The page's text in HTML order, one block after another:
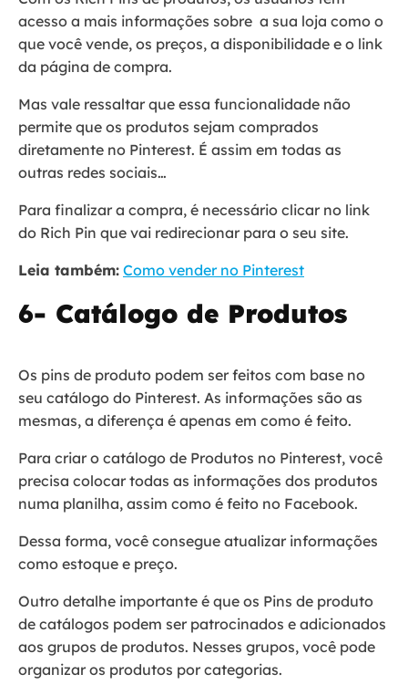
acesso a mais informações sobre a sua loja como o
que você vende, os preços, a disponibilidade e o link
da página de compra.
Mas vale ressaltar que essa funcionalidade não
permite que os produtos sejam comprados
diretamente no Pinterest. É assim em todas as
outras redes sociais…
Para finalizar a compra, é necessário clicar no link
do Rich Pin que vai redirecionar para o seu site.
Leia também: Como vender no Pinterest
6- Catálogo de Produtos
Os pins de produto podem ser feitos com base no
seu catálogo do Pinterest. As informações são as
mesmas, a diferença é apenas em como é feito.
Para criar o catálogo de Produtos no Pinterest, você
precisa colocar todas as informações dos produtos
numa planilha, assim como é feito no Facebook.
Dessa forma, você consegue atualizar informações
como estoque e preço.
Outro detalhe importante é que os Pins de produto
de catálogos podem ser patrocinados e adicionados
aos grupos de produtos. Nesses grupos, você pode
organizar os produtos por categorias.